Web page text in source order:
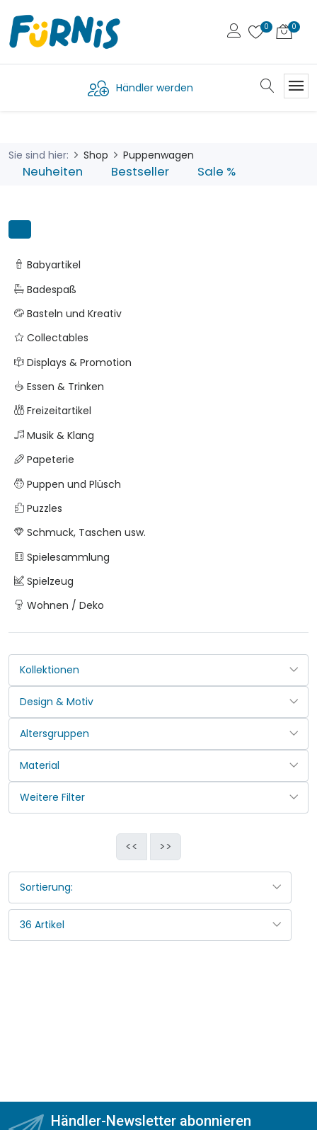
Händler werden
Sie sind hier: Shop Puppenwagen
Neuheiten Bestseller Sale %
Babyartikel
Badespaß
Basteln und Kreativ
Collectables
Displays & Promotion
Essen & Trinken
Freizeitartikel
Musik & Klang
Papeterie
Puppen und Plüsch
Puzzles
Schmuck, Taschen usw.
Spielesammlung
Spielzeug
Wohnen / Deko
<< >>
Händler-Newsletter abonnieren